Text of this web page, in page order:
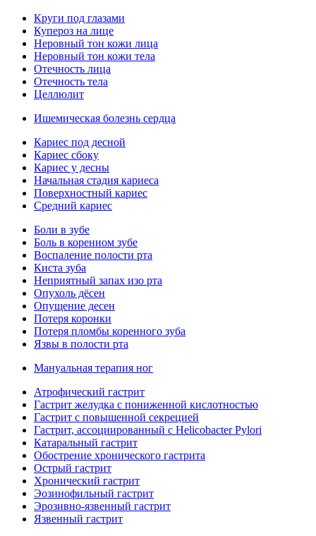
Круги под глазами
Купероз на лице
Неровный тон кожи лица
Неровный тон кожи тела
Отечность лица
Отечность тела
Целлюлит
Ишемическая болезнь сердца
Кариес под десной
Кариес сбоку
Кариес у десны
Начальная стадия кариеса
Поверхностный кариес
Средний кариес
Боли в зубе
Боль в коренном зубе
Воспаление полости рта
Киста зуба
Неприятный запах изо рта
Опухоль дёсен
Опущение десен
Потеря коронки
Потеря пломбы коренного зуба
Язвы в полости рта
Мануальная терапия ног
Атрофический гастрит
Гастрит желудка с пониженной кислотностью
Гастрит с повышенной секрецией
Гастрит, ассоциированный с Helicobacter Pylori
Катаральный гастрит
Обострение хронического гастрита
Острый гастрит
Хронический гастрит
Эозинофильный гастрит
Эрозивно-язвенный гастрит
Язвенный гастрит